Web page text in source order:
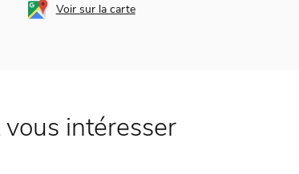
Voir sur la carte
intéresser